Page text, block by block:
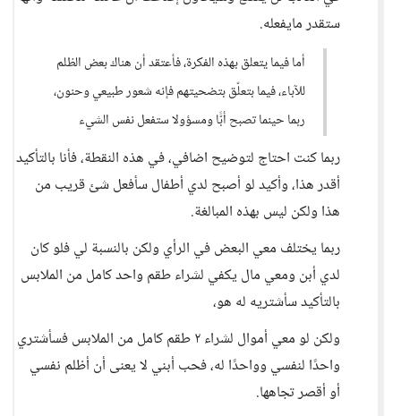
ستقدر مايفعله.
أما فيما يتعلق بهذه الفكرة، فأعتقد أن هناك بعض الظلم
للآباء، فيما بتعلّق بتضحيتهم فإنه شعور طبيعي وحنون،
ربما حينما تصبح أبًّا ومسؤولا ستفعل نفس الشيء
ربما كنت احتاج لتوضيح اضافي، في هذه النقطة، فأنا بالتأكيد
أقدر هذا، وأكيد لو أصبح لدي أطفال سأفعل شئ قريب من
هذا ولكن ليس بهذه المبالغة.
ربما يختلف معي البعض في الرأي ولكن بالنسبة لي فلو كان
لدي أبن ومعي مال يكفي لشراء طقم واحد كامل من الملابس
بالتأكيد سأشتريه له هو،
ولكن لو معي أموال لشراء ٢ طقم كامل من الملابس فسأشتري
واحدًا لنفسي وواحدًا له، فحب أبني لا يعنى أن أظلم نفسي
أو أقصر تجاهها.